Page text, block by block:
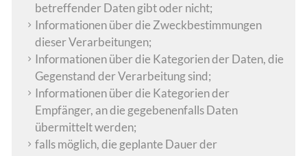
betreffender Daten gibt oder nicht;
Informationen über die Zweckbestimmungen
dieser Verarbeitungen;
Informationen über die Kategorien der Daten, die
Gegenstand der Verarbeitung sind;
Informationen über die Kategorien der
Empfänger, an die gegebenenfalls Daten
übermittelt werden;
falls möglich, die geplante Dauer der